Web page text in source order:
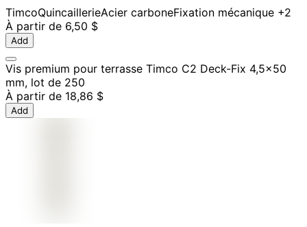
TimcoQuincaillerieAcier carboneFixation mécanique +2
À partir de 6,50 $
Add
Vis premium pour terrasse Timco C2 Deck-Fix 4,5x50
mm, lot de 250
À partir de 18,86 $
Add